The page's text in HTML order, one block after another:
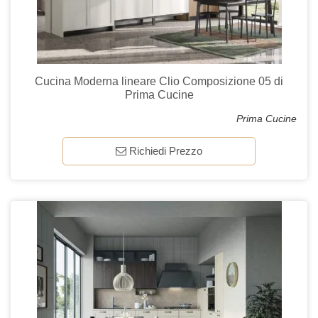
Cucina Moderna lineare Clio Composizione 05 di
Prima Cucine
Prima Cucine
Richiedi Prezzo